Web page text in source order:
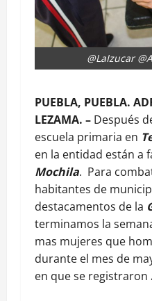
@LaIzucar
PUEBLA, PUEBLA.
LEZAMA. – Después
escuela primaria en
en la entidad están a
Mochila. Para
habitantes de
destacamentos de la
terminamos la
mas mujeres que
durante el mes de
en que se registraron